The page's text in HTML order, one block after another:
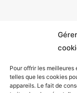
Pour offrir les
telles que les cookies
appareils. Le fait de